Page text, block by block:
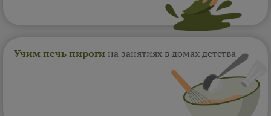
Учим печь пироги на занятиях в домахдетства